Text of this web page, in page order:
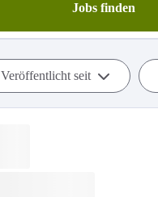
Jobs finden
Veröffentlicht seit